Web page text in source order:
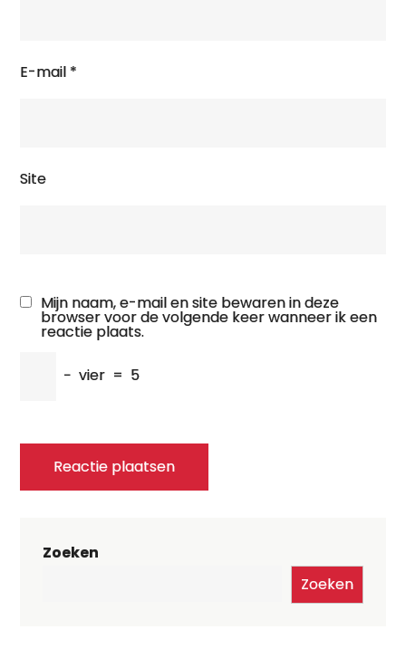
E-mail *
Site
Mijn naam, e-mail en site bewaren in deze
browser voor de volgende keer wanneer ik een
reactie plaats.
− vier = 5
Zoeken
Zoeken